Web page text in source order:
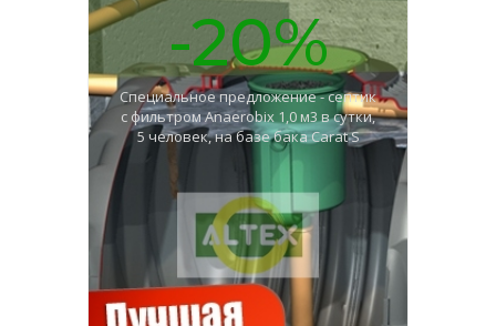
-20%
Специальное предложение - септик
с фильтром Anaerobix 1,0 м3 в сутки,
5 человек, на базе бака Carat S